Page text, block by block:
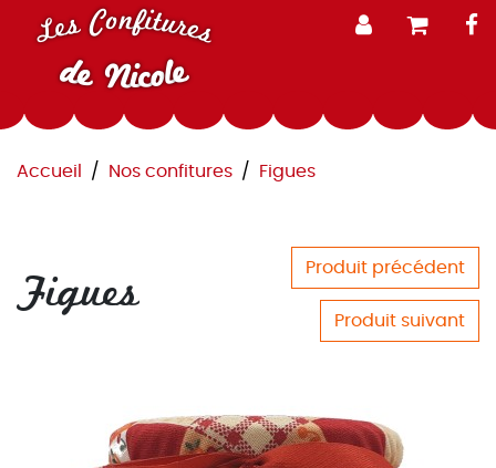
Aller au contenu
Les Confitures
de Nicole
Accueil Nos confitures Figues
Figues
Produit précédent
Produit suivant